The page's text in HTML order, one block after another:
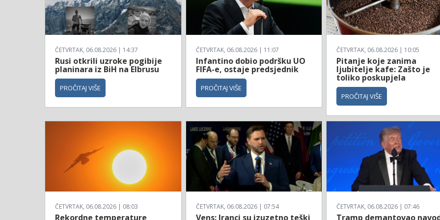
ČETVRTAK, 06.08.2026 | 14:37
Rusi otkrili uzroke pogibije
planinara iz BiH na Elbrusu
PROČITAJ VIŠE
ČETVRTAK, 06.08.2026 | 11:07
Infantino dobio podršku UO
FIFA-e, ostaje predsjednik
PROČITAJ VIŠE
ČETVRTAK, 06.08.2026 | 10:05
Pitanje koje zanima
ljubitelje kafe: Zašto je
toliko poskupjela
PROČITAJ VIŠE
ČETVRTAK, 06.08.2026 | 08:03
Rekordne temperature
ČETVRTAK, 06.08.2026 | 07:54
Vens: Iranci su izuzetno teški
ČETVRTAK, 06.08.2026 | 07:46
Tramp demantovao